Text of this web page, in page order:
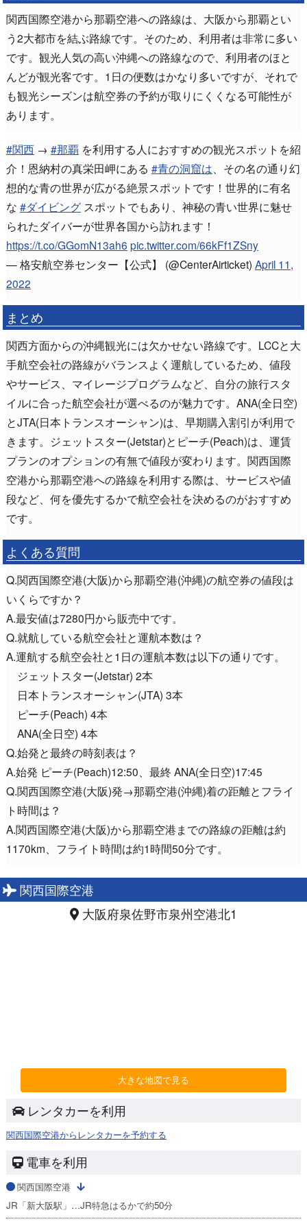
関西国際空港から那覇空港への路線は、大阪から那覇とい
う2大都市を結ぶ路線です。そのため、利用者は非常に多い
です。観光人気の高い沖縄への路線なので、利用者のほと
んどが観光客です。1日の便数はかなり多いですが、それで
も観光シーズンは航空券の予約が取りにくくなる可能性が
あります。
#関西→ #那覇を利用する人におすすめの観光スポットを紹
介！恩納村の真栄田岬にある #青の洞窟は、その名の通り幻
想的な青の世界が広がる絶景スポットです！世界的に有名
な #ダイビングスポットでもあり、神秘の青い世界に魅せ
られたダイバーが世界各国から訪れます！
https://t.co/GGomN13ah6 pic.twitter.com/66kFf1ZSny
— 格安航空券センター【公式】 (@CenterAirticket) April 11,
2022
まとめ
関西方面からの沖縄観光には欠かせない路線です。LCCと大
手航空会社の路線がバランスよく運航しているため、値段
やサービス、マイレージプログラムなど、自分の旅行スタ
イルに合った航空会社が選べるのが魅力です。ANA(全日空)
とJTA(日本トランスオーシャン)は、早期購入割引が利用で
きます。ジェットスター(Jetstar)とピーチ(Peach)は、運賃
プランのオプションの有無で値段が変わります。関西国際
空港から那覇空港への路線を利用する際は、サービスや値
段など、何を優先するかで航空会社を決めるのがおすすめ
です。
よくある質問
Q.関西国際空港(大阪)から那覇空港(沖縄)の航空券の値段は
いくらですか？
A.最安値は7280円から販売中です。
Q.就航している航空会社と運航本数は？
A.運航する航空会社と1日の運航本数は以下の通りです。
ジェットスター(Jetstar) 2本
日本トランスオーシャン(JTA) 3本
ピーチ(Peach) 4本
ANA(全日空) 4本
Q.始発と最終の時刻表は？
A.始発 ピーチ(Peach)12:50、最終 ANA(全日空)17:45
Q.関西国際空港(大阪)発→那覇空港(沖縄)着の距離とフライ
ト時間は？
A.関西国際空港(大阪)から那覇空港までの路線の距離は約
1170km、フライト時間は約1時間50分です。
関西国際空港
大阪府泉佐野市泉州空港北1
大きな地図で見る
レンタカーを利用
関西国際空港からレンタカーを予約する
電車を利用
関西国際空港
JR「新大阪駅」…JR特急はるかで約50分